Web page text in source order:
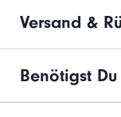
Versand &
Benötigst